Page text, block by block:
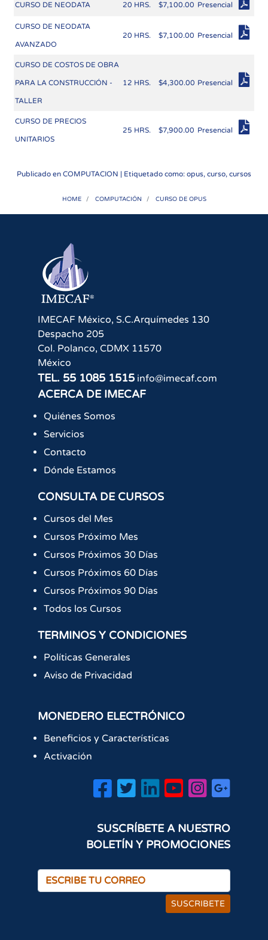
CURSO DE NEODATA 20 HRS. $7,100.00 Presencial
CURSO DE NEODATA
AVANZADO
20 HRS. $7,100.00 Presencial
CURSO DE COSTOS DE OBRA
PARA LA CONSTRUCCIÓN -
TALLER
12 HRS. $4,300.00 Presencial
CURSO DE PRECIOS
UNITARIOS
25 HRS. $7,900.00 Presencial
Publicado en COMPUTACION | Etiquetado como: opus, curso, cursos
HOME COMPUTACIÓN CURSO DE OPUS
IMECAF México, S.C.Arquímedes 130
Despacho 205
Col. Polanco, CDMX 11570
México
TEL. 55 1085 1515 info@imecaf.com
ACERCA DE IMECAF
Quiénes Somos
Servicios
Contacto
Dónde Estamos
CONSULTA DE CURSOS
Cursos del Mes
Cursos Próximo Mes
Cursos Próximos 30 Días
Cursos Próximos 60 Días
Cursos Próximos 90 Días
Todos los Cursos
TERMINOS Y CONDICIONES
Políticas Generales
Aviso de Privacidad
MONEDERO ELECTRÓNICO
Beneficios y Características
Activación
SUSCRÍBETE A NUESTRO
BOLETÍN Y PROMOCIONES
SUSCRIBETE